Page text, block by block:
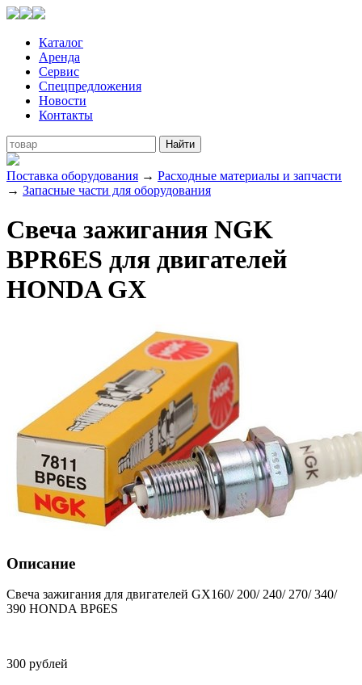
Каталог
Аренда
Сервис
Спецпредложения
Новости
Контакты
Поставка оборудования → Расходные материалы и запчасти
→ Запасные части для оборудования
Свеча зажигания NGK
BPR6ES для двигателей
HONDA GX
Описание
Cвеча зажигания для двигателей GX160/ 200/ 240/ 270/ 340/
390 HONDA BP6ES
300 рублей